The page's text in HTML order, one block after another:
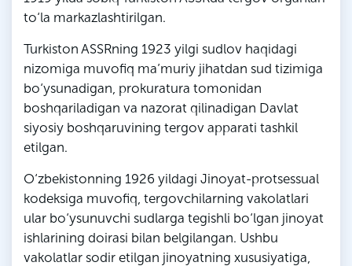
to‘la markazlashtirilgan.
Turkiston ASSRning 1923 yilgi sudlov haqidagi
nizomiga muvofiq ma’muriy jihatdan sud tizimiga
bo‘ysunadigan, prokuratura tomonidan
boshqariladigan va nazorat qilinadigan Davlat
siyosiy boshqaruvining tergov apparati tashkil
etilgan.
O‘zbekistonning 1926 yildagi Jinoyat-protsessual
kodeksiga muvofiq, tergovchilarning vakolatlari
ular bo‘ysunuvchi sudlarga tegishli bo‘lgan jinoyat
ishlarining doirasi bilan belgilangan. Ushbu
vakolatlar sodir etilgan jinoyatning xususiyatiga,